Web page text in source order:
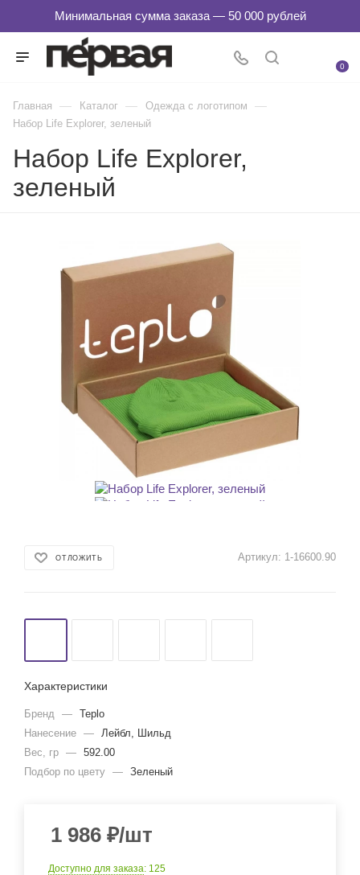
0
Главная — Каталог — Одежда с логотипом —
Набор Life Explorer, зеленый
Набор Life Explorer,
зеленый
ОТЛОЖИТЬ Артикул: 1-16600.90
Характеристики
Бренд — Teplo
Нанесение — Лейбл, Шильд
Вес, гр — 592.00
Подбор по цвету — Зеленый
1 986 ₽/шт
Доступно для заказа: 125